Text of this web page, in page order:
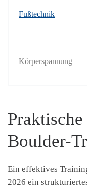
Fußtechnik
Körperspannung
Boulder-
Ein effektives
2026 ein